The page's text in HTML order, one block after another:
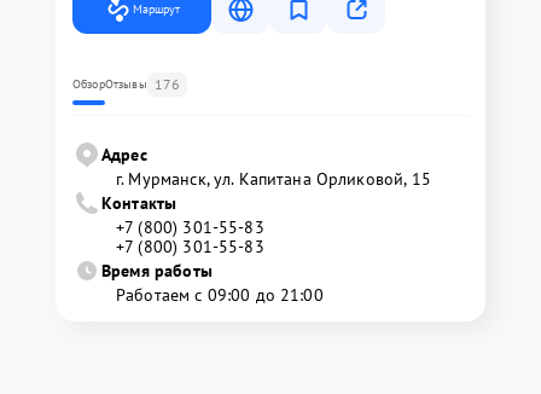
Маршрут
ОбзорОтзывы 176
Адрес
г. Мурманск, ул. Капитана Орликовой, 15
Контакты
+7 (800) 301-55-83
+7 (800) 301-55-83
Время работы
Работаем с 09:00 до 21:00